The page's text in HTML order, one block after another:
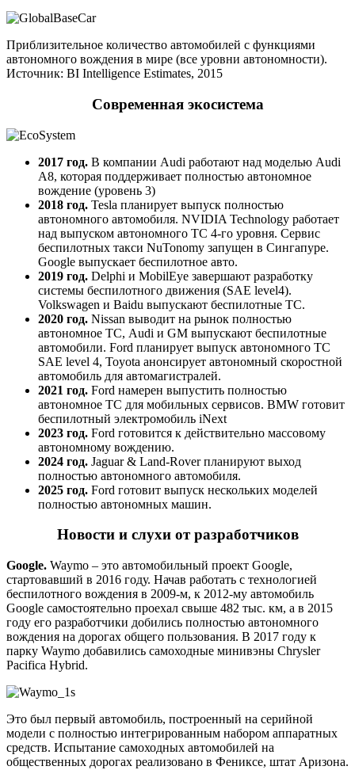
Приблизительное количество автомобилей с функциями
автономного вождения в мире (все уровни автономности).
Источник: BI Intelligence Estimates, 2015
Современная экосистема
2017 год. В компании Audi работают над моделью Audi
A8, которая поддерживает полностью автономное
вождение (уровень 3)
2018 год. Tesla планирует выпуск полностью
автономного автомобиля. NVIDIA Technology работает
над выпуском автономного ТС 4-го уровня. Сервис
беспилотных такси NuTonomy запущен в Сингапуре.
Google выпускает беспилотное авто.
2019 год. Delphi и MobilEye завершают разработку
системы беспилотного движения (SAE level4).
Volkswagen и Baidu выпускают беспилотные ТС.
2020 год. Nissan выводит на рынок полностью
автономное ТС, Audi и GM выпускают беспилотные
автомобили. Ford планирует выпуск автономного ТС
SAE level 4, Toyota анонсирует автономный скоростной
автомобиль для автомагистралей.
2021 год. Ford намерен выпустить полностью
автономное ТС для мобильных сервисов. BMW готовит
беспилотный электромобиль iNext
2023 год. Ford готовится к действительно массовому
автономному вождению.
2024 год. Jaguar & Land-Rover планируют выход
полностью автономного автомобиля.
2025 год. Ford готовит выпуск нескольких моделей
полностью автономных машин.
Новости и слухи от разработчиков
Google. Waymo – это автомобильный проект Google,
стартовавший в 2016 году. Начав работать с технологией
беспилотного вождения в 2009-м, к 2012-му автомобиль
Google самостоятельно проехал свыше 482 тыс. км, а в 2015
году его разработчики добились полностью автономного
вождения на дорогах общего пользования. В 2017 году к
парку Waymo добавились самоходные минивэны Chrysler
Pacifica Hybrid.
Это был первый автомобиль, построенный на серийной
модели с полностью интегрированным набором аппаратных
средств. Испытание самоходных автомобилей на
общественных дорогах реализовано в Фениксе, штат Аризона.